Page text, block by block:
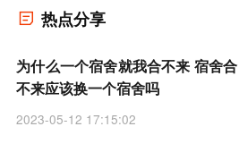
热点分享
为什么一个宿舍就我合不来 宿舍合
不来应该换一个宿舍吗
2023-05-12 17:15:02